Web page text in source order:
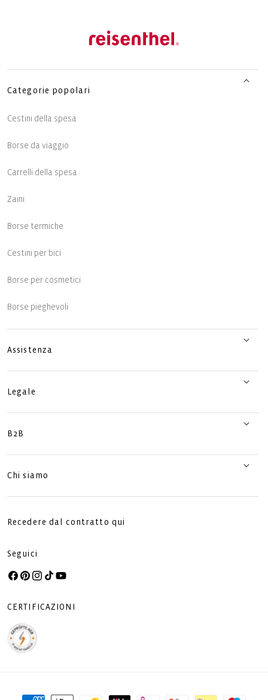
Categorie popolari
Cestini della spesa
Borse da viaggio
Carrelli della spesa
Zaini
Borse termiche
Cestini per bici
Borse per cosmetici
Borse pieghevoli
Assistenza
Legale
B2B
Chi siamo
Recedere dal contratto qui
Seguici
Facebook
Pinterest
Instagram
TikTokYouTube
CERTIFICAZIONI